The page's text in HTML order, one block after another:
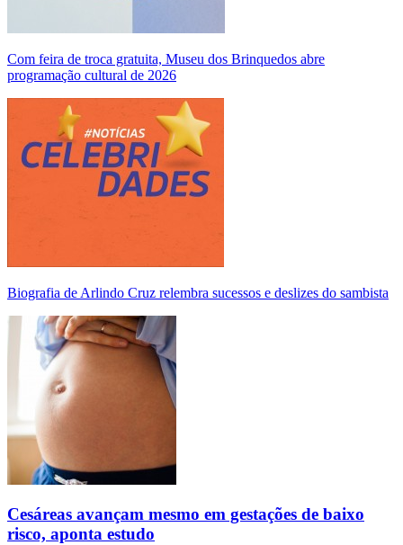
Com feira de troca gratuita, Museu dos Brinquedos abre
programação cultural de 2026
Biografia de Arlindo Cruz relembra sucessos e deslizes do sambista
Cesáreas avançam mesmo em gestações de baixo
risco, aponta estudo